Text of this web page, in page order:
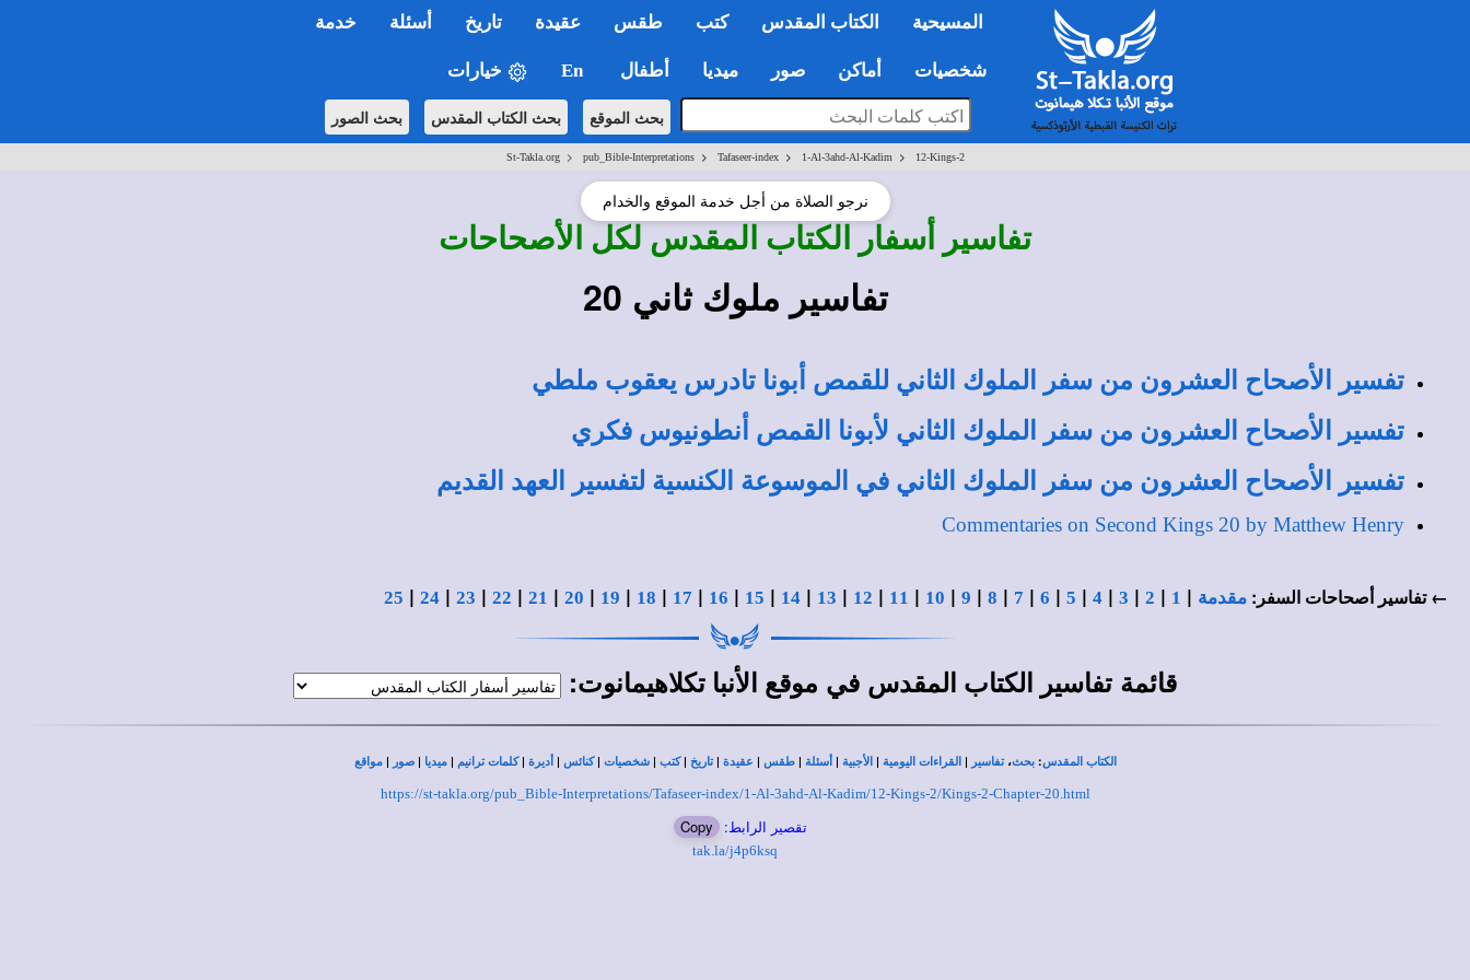
المسيحية الكتاب المقدس كتب طقس عقيدة تاريخ أسئلة خدمة
شخصيات أماكن صور ميديا أطفال En خيارات
بحث الموقع بحث الكتاب المقدس بحث الصور
St-Takla.org> pub_Bible-Interpretations> Tafaseer-index> 1-Al-3ahd-Al-Kadim> 12-Kings-2
نرجو الصلاة من أجل خدمة الموقع والخدام
تفاسير أسفار الكتاب المقدس لكل الأصحاحات
تفاسير ملوك ثاني 20
تفسير الأصحاح العشرون من سفر الملوك الثاني للقمص أبونا تادرس يعقوب ملطي
تفسير الأصحاح العشرون من سفر الملوك الثاني لأبونا القمص أنطونيوس فكري
تفسير الأصحاح العشرون من سفر الملوك الثاني في الموسوعة الكنسية لتفسير العهد القديم
Commentaries on Second Kings 20 by Matthew Henry
← تفاسير أصحاحات السفر: مقدمة |
1
|
2
|
3
|
4
|
5
|
6
|
7
|
8
|
9
|
10
|
11
|
12
|
13
|
14
|
15
|
16
|
17
|
18
|
19
|
20
|
21
|
22
|
23
|
24
|
25
قائمة تفاسير الكتاب المقدس في موقع الأنبا تكلاهيمانوت:
الكتاب المقدس:بحث،تفاسير | القراءات اليومية | الأجبية | أسئلة |طقس | عقيدة |تاريخ |كتب |شخصيات |كنائس | أديرة |كلمات ترانيم |ميديا |صور |مواقع
https://st-takla.org/pub_Bible-Interpretations/Tafaseer-index/1-Al-3ahd-Al-Kadim/12-Kings-2/Kings-2-Chapter-20.html
تقصير الرابط: Copy
tak.la/j4p6ksq